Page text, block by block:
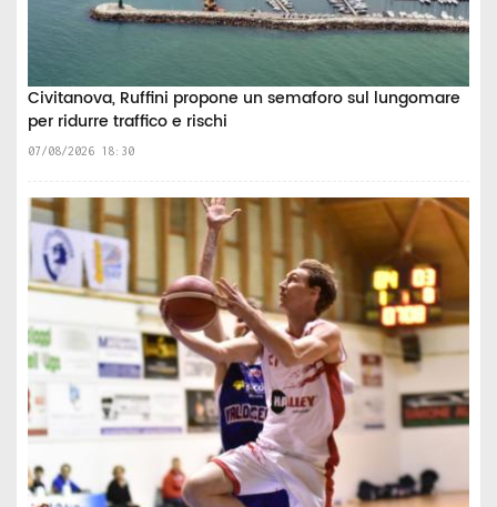
Civitanova, Ruffini propone un semaforo sul lungomare
per ridurre traffico e rischi
07/08/2026 18:30